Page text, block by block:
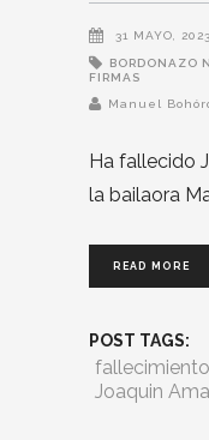
31 MAYO, 2023
BORDONAZO
FIRMAS
Manuel
Ha fallecido
la bailaora
READ MORE
POST TAGS:
fallecimiento
Joaquin